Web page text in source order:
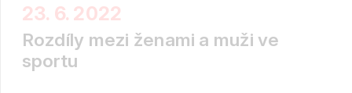
23. 6. 2022
Rozdíly mezi ženami a muži ve
sportu